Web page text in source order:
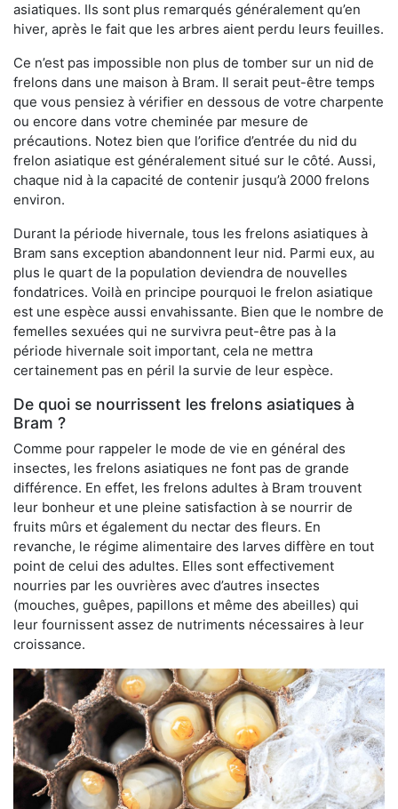
asiatiques. Ils sont plus remarqués généralement qu’en
hiver, après le fait que les arbres aient perdu leurs feuilles.
Ce n’est pas impossible non plus de tomber sur un nid de
frelons dans une maison à Bram. Il serait peut-être temps
que vous pensiez à vérifier en dessous de votre charpente
ou encore dans votre cheminée par mesure de
précautions. Notez bien que l’orifice d’entrée du nid du
frelon asiatique est généralement situé sur le côté. Aussi,
chaque nid à la capacité de contenir jusqu’à 2000 frelons
environ.
Durant la période hivernale, tous les frelons asiatiques à
Bram sans exception abandonnent leur nid. Parmi eux, au
plus le quart de la population deviendra de nouvelles
fondatrices. Voilà en principe pourquoi le frelon asiatique
est une espèce aussi envahissante. Bien que le nombre de
femelles sexuées qui ne survivra peut-être pas à la
période hivernale soit important, cela ne mettra
certainement pas en péril la survie de leur espèce.
De quoi se nourrissent les frelons asiatiques à
Bram ?
Comme pour rappeler le mode de vie en général des
insectes, les frelons asiatiques ne font pas de grande
différence. En effet, les frelons adultes à Bram trouvent
leur bonheur et une pleine satisfaction à se nourrir de
fruits mûrs et également du nectar des fleurs. En
revanche, le régime alimentaire des larves diffère en tout
point de celui des adultes. Elles sont effectivement
nourries par les ouvrières avec d’autres insectes
(mouches, guêpes, papillons et même des abeilles) qui
leur fournissent assez de nutriments nécessaires à leur
croissance.